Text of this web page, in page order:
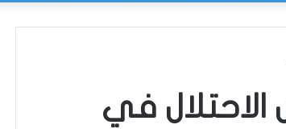
الاحتلال في